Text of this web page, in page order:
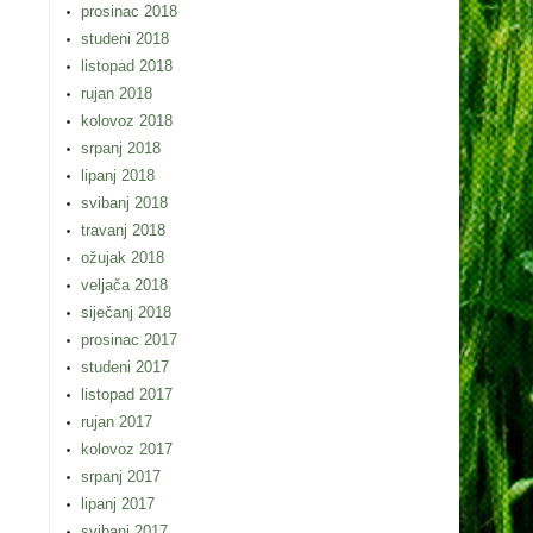
prosinac 2018
studeni 2018
listopad 2018
rujan 2018
kolovoz 2018
srpanj 2018
lipanj 2018
svibanj 2018
travanj 2018
ožujak 2018
veljača 2018
siječanj 2018
prosinac 2017
studeni 2017
listopad 2017
rujan 2017
kolovoz 2017
srpanj 2017
lipanj 2017